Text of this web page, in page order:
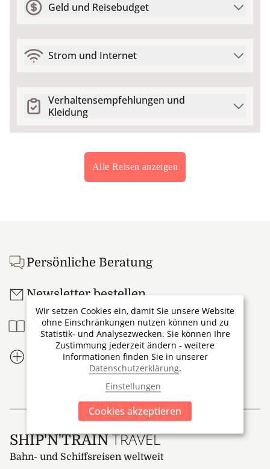
Geld und Reisebudget
Strom und Internet
Verhaltensempfehlungen und
Kleidung
Alle Reisen anzeigen
Persönliche Beratung
Newsletter bestellen
Reisebroschüre
Ihre Vorteile
SHIP'N'TRAINTRAVEL
Bahn- und Schiffsreisen weltweit
Wir setzen Cookies ein, damit Sie unsere Website
ohne Einschränkungen nutzen können und zu
Statistik- und Analysezwecken. Sie können Ihre
Zustimmung jederzeit ändern - weitere
Informationen finden Sie in unserer
Datenschutzerklärung.
Einstellungen
Cookies akzeptieren